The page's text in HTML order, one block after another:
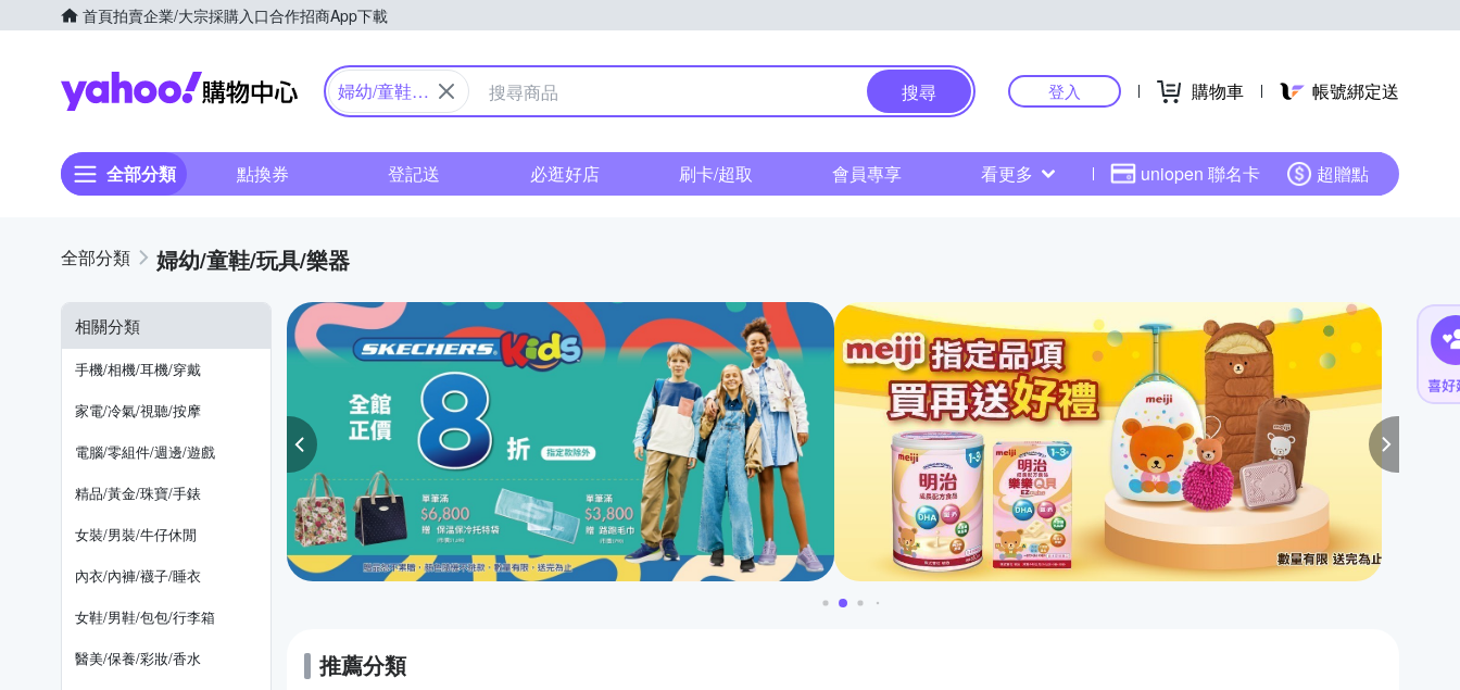
首頁拍賣企業/大宗採購入口合作招商App下載
Yahoo購物中心
婦幼/童鞋/
搜尋 登入 購物車 帳號綁定送
全部分類 點換券 登記送 必逛好店 刷卡/超取 會員專享 看更多 uniopen 聯名卡 超贈點
婦幼/童鞋/玩具/樂器
相關分類
手機/相機/耳機/穿戴
家電/冷氣/視聽/按摩
電腦/零組件/週邊/遊戲
精品/黃金/珠寶/手錶
女裝/男裝/牛仔休閒
內衣/內褲/襪子/睡衣
女鞋/男鞋/包包/行李箱
醫美/保養/彩妝/香水
推薦分類